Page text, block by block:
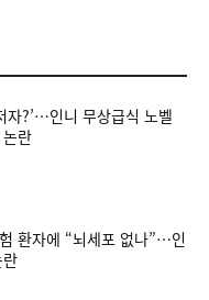
자?’…인니 무상급식 노벨
란
환자에 “뇌세포 없나”…인